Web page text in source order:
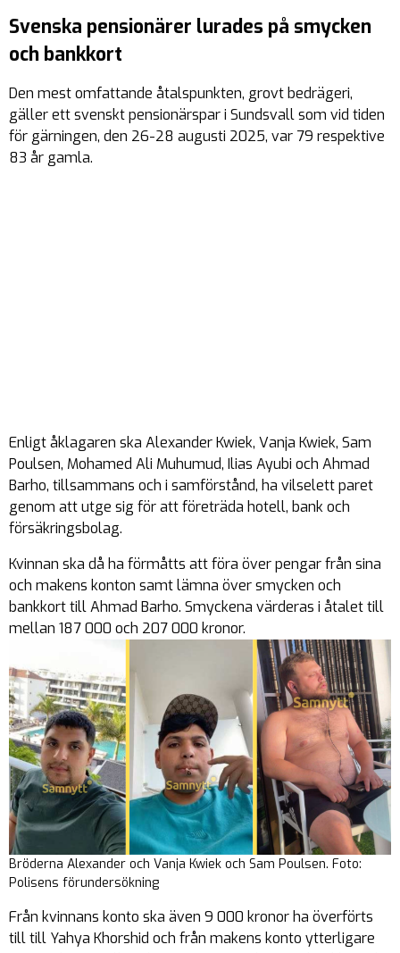
Svenska pensionärer lurades på smycken
och bankkort
Den mest omfattande åtalspunkten, grovt bedrägeri,
gäller ett svenskt pensionärspar i Sundsvall som vid tiden
för gärningen, den 26-28 augusti 2025, var 79 respektive
83 år gamla.
Enligt åklagaren ska Alexander Kwiek, Vanja Kwiek, Sam
Poulsen, Mohamed Ali Muhumud, Ilias Ayubi och Ahmad
Barho, tillsammans och i samförstånd, ha vilselett paret
genom att utge sig för att företräda hotell, bank och
försäkringsbolag.
Kvinnan ska då ha förmåtts att föra över pengar från sina
och makens konton samt lämna över smycken och
bankkort till Ahmad Barho. Smyckena värderas i åtalet till
mellan 187 000 och 207 000 kronor.
Bröderna Alexander och Vanja Kwiek och Sam Poulsen. Foto:
Polisens förundersökning
Från kvinnans konto ska även 9 000 kronor ha överförts
till till Yahya Khorshid och från makens konto ytterligare